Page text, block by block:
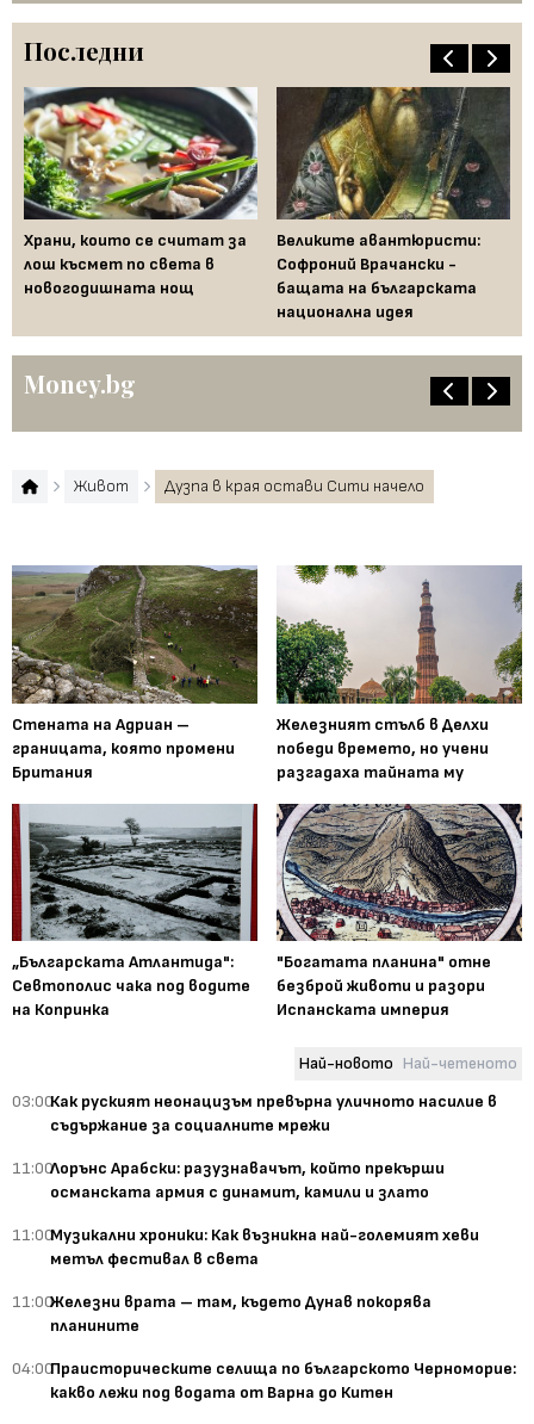
Последни
Храни, които се считат за
лош късмет по света в
новогодишната нощ
Великите авантюристи:
Софроний Врачански -
бащата на българската
национална идея
Money.bg
Живот Дузпа в края остави Сити начело
Стената на Адриан –
границата, която промени
Британия
Железният стълб в Делхи
победи времето, но учени
разгадаха тайната му
„Българската Атлантида":
Севтополис чака под водите
на Копринка
"Богатата планина" отне
безброй животи и разори
Испанската империя
Най-новото Най-четеното
03:00Как руският неонацизъм превърна уличното насилие в
съдържание за социалните мрежи
11:00Лорънс Арабски: разузнавачът, който прекърши
османската армия с динамит, камили и злато
11:00Музикални хроники: Как възникна най-големият хеви
метъл фестивал в света
11:00Железни врата – там, където Дунав покорява
планините
04:00Праисторическите селища по българското Черноморие:
какво лежи под водата от Варна до Китен